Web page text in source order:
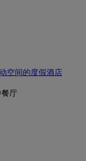
空间的度假酒店
餐厅